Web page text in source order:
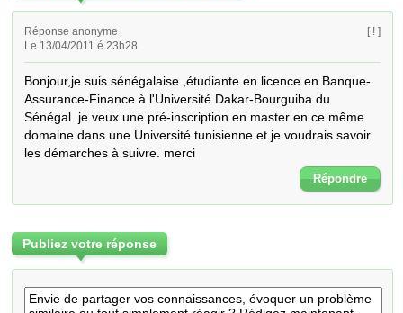
Réponse anonyme
Le 13/04/2011 é 23h28
[ ! ]
Bonjour,je suis sénégalaise ,étudiante en licence en Banque-
Assurance-Finance à l'Université Dakar-Bourguiba du
Sénégal. je veux une pré-inscription en master en ce même
domaine dans une Université tunisienne et je voudrais savoir
les démarches à suivre. merci
Répondre
Publiez votre réponse